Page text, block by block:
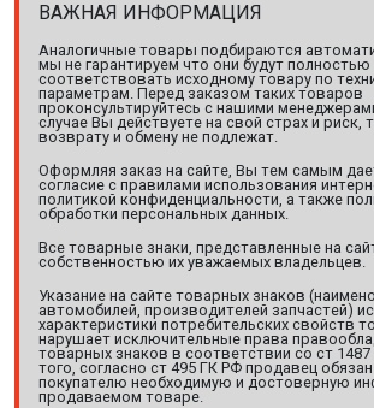
ВАЖНАЯ ИНФОРМАЦИЯ
Аналогичные товары подбираются
мы не гарантируем что они будут полностью
соответствовать исходному товару по
параметрам. Перед заказом таких товаров
проконсультируйтесь с нашими
случае Вы действуете на свой страх и риск,
возврату и обмену не подлежат.
Оформляя заказ на сайте, Вы тем самым
согласие с правилами использования
политикой конфиденциальности, а также
обработки персональных данных.
Все товарные знаки, представленные на
собственностью их уважаемых владельцев.
Указание на сайте товарных знаков
автомобилей, производителей запчастей)
характеристики потребительских свойств
нарушает исключительные права
товарных знаков в соответствии со ст
того, согласно ст 495 ГК РФ продавец
покупателю необходимую и достоверную
продаваемом товаре.